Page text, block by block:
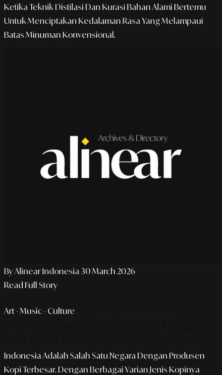
Ketika Teknik Distilasi Dan Kurasi Bahan Alami Bertemu
Untuk Menciptakan Kedalaman Rasa Yang Melampaui
Batas Minuman Konvensional.
By Alinear Indonesia 30 March 2026
Read Full Story
Art - Music - Culture
Indonesia Adalah Salah Satu Negara Dengan Produsen
Kopi Terbesar. Dengan Berbagai Varian Jenis Kopinya